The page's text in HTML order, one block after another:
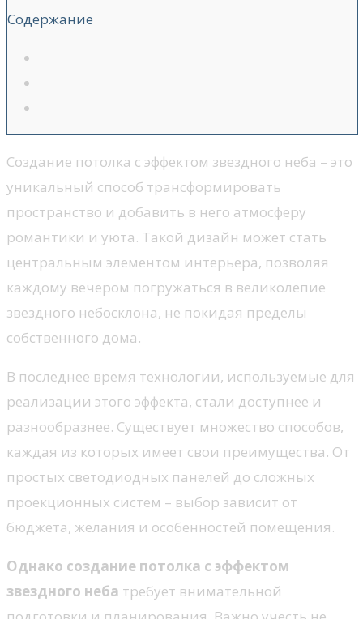
Содержание
Создание потолка с эффектом звездного неба – это
уникальный способ трансформировать
пространство и добавить в него атмосферу
романтики и уюта. Такой дизайн может стать
центральным элементом интерьера, позволяя
каждому вечером погружаться в великолепие
звездного небосклона, не покидая пределы
собственного дома.
В последнее время технологии, используемые для
реализации этого эффекта, стали доступнее и
разнообразнее. Существует множество способов,
каждая из которых имеет свои преимущества. От
простых светодиодных панелей до сложных
проекционных систем – выбор зависит от
бюджета, желания и особенностей помещения.
Однако создание потолка с эффектом
звездного неба требует внимательной